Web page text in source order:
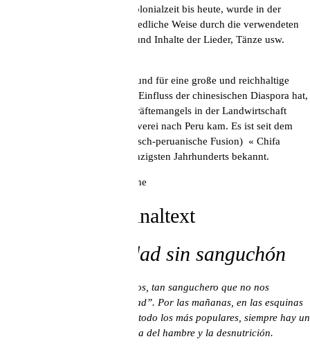
historische Moment, von der Kolonialzeit bis heute, wurde in der
Musikkultur Perus auf unterschiedliche Weise durch die verwendeten
Musikinstrumente, die Formen und Inhalte der Lieder, Tänze usw.
***Taipá: Synonym im Volksmund für eine große und reichhaltige
Speise, das seinen Ursprung im Einfluss der chinesischen Diaspora hat,
die 1849 aufgrund des Arbeitskräftemangels in der Landwirtschaft
durch die Abschaffung der Sklaverei nach Peru kam. Es ist seit dem
ersten Chifa-Restaurant (chinesisch-peruanische Fusion) « Chifa
Kuong Tong » Anfang des zwanzigsten Jahrhunderts bekannt.
****Kleine frittierte Meeresfische
Spanischer Originaltext
No hay peruanidad sin sanguchón
Los peruanos somos sangucheros, tan sanguchero que no nos
imaginamos un pan con “soledad”. Por las mañanas, en las esquinas
de casi todos los barrios, sobre todo los más populares, siempre hay un
carrito sanguchero que nos aleja del hambre y la desnutrición.